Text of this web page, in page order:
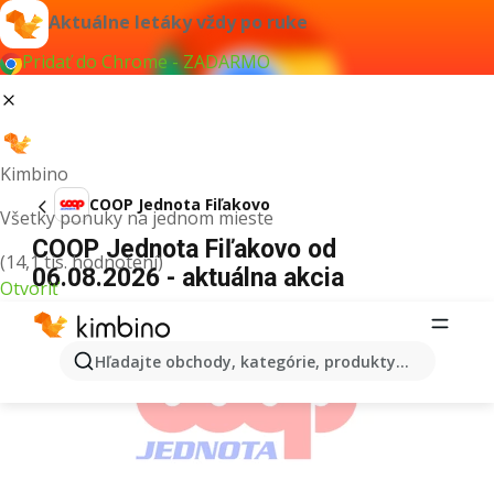
Aktuálne letáky vždy po ruke
Pridať do Chrome - ZADARMO
Kimbino
Všetky ponuky na jednom mieste
(14,1 tis. hodnotení)
Otvoriť
Hľadajte obchody, kategórie, produkty...
COOP Jednota Fiľakovo
COOP Jednota Fiľakovo od
06.08.2026 - aktuálna akcia